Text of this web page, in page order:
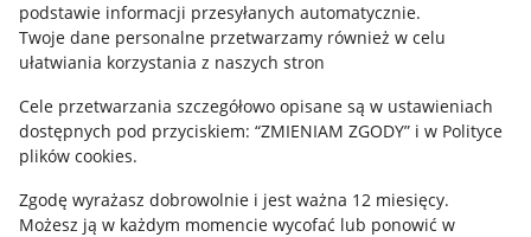
podstawie informacji przesyłanych automatycznie.
Twoje dane personalne przetwarzamy również w celu
ułatwiania korzystania z naszych stron
Cele przetwarzania szczegółowo opisane są w ustawieniach
dostępnych pod przyciskiem: “ZMIENIAM ZGODY” i w Polityce
plików cookies.
Zgodę wyrażasz dobrowolnie i jest ważna 12 miesięcy.
Możesz ją w każdym momencie wycofać lub ponowić w
Polityka plików "cookies"
Ustawienia plików "cookies"
Udostępnianie lokalizacji
Informacje dla Aktu o Usługach Cyfrowych
Pobierz aplikację